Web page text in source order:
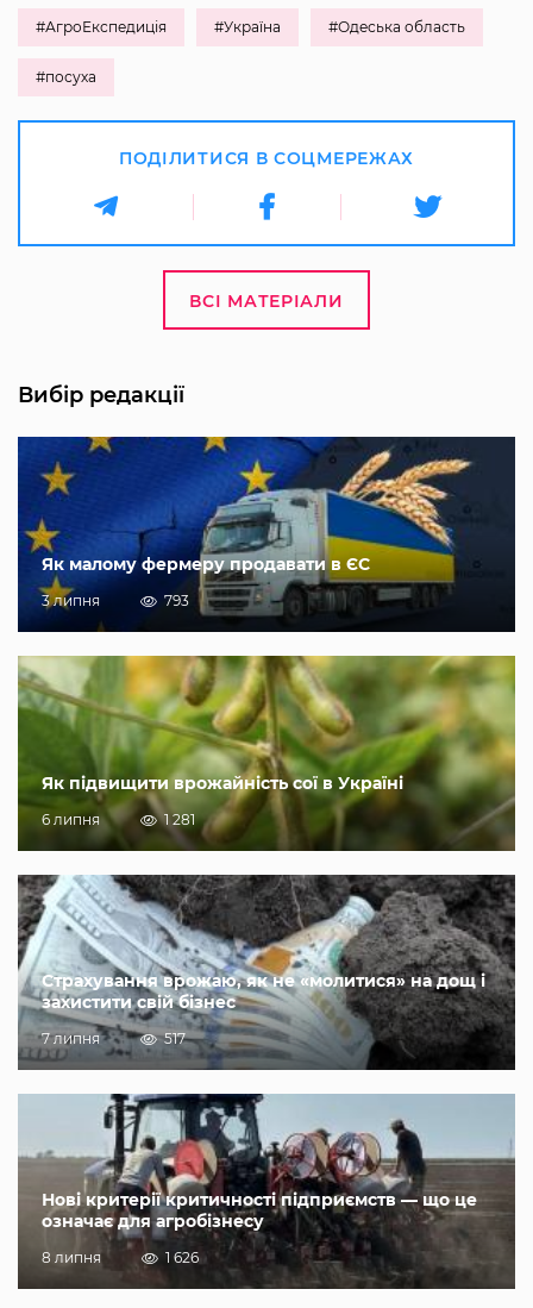
#АгроЕкспедиція #Україна #Одеська область
#посуха
ПОДІЛИТИСЯ В СОЦМЕРЕЖАХ
ВСІ МАТЕРІАЛИ
Вибір редакції
Як малому фермеру продавати в ЄС
3 липня 793
Як підвищити врожайність сої в Україні
6 липня 1 281
Страхування врожаю, як не «молитися» на дощ і
захистити свій бізнес
7 липня 517
Нові критерії критичності підприємств — що це
означає для агробізнесу
8 липня 1 626